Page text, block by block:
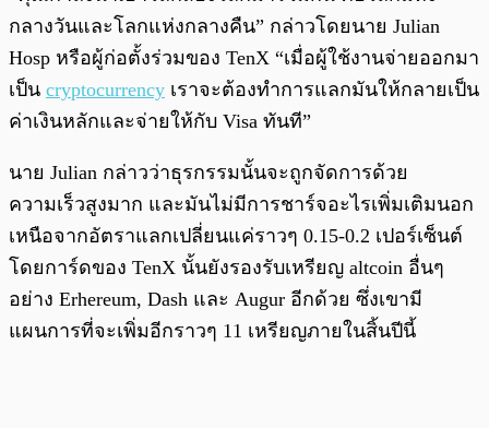
กลางวันและโลกแห่งกลางคืน” กล่าวโดยนาย Julian
Hosp หรือผู้ก่อตั้งร่วมของ TenX “เมื่อผู้ใช้งานจ่ายออกมา
เป็น cryptocurrency เราจะต้องทำการแลกมันให้กลายเป็น
ค่าเงินหลักและจ่ายให้กับ Visa ทันที”
นาย Julian กล่าวว่าธุรกรรมนั้นจะถูกจัดการด้วย
ความเร็วสูงมาก และมันไม่มีการชาร์จอะไรเพิ่มเติมนอก
เหนือจากอัตราแลกเปลี่ยนแค่ราวๆ 0.15-0.2 เปอร์เซ็นต์
โดยการ์ดของ TenX นั้นยังรองรับเหรียญ altcoin อื่นๆ
อย่าง Erhereum, Dash และ Augur อีกด้วย ซึ่งเขามี
แผนการที่จะเพิ่มอีกราวๆ 11 เหรียญภายในสิ้นปีนี้